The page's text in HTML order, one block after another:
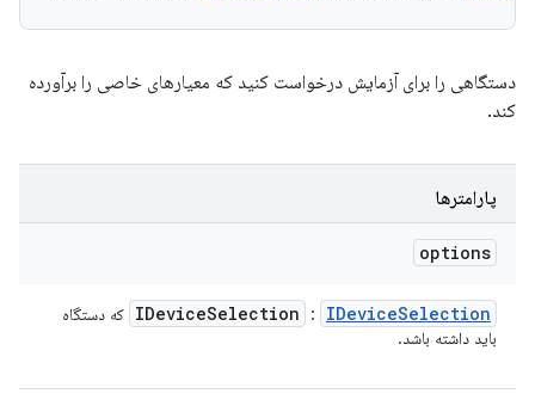
دستگاهی را برای آزمایش درخواست کنید که معیارهای خاصی را برآورده
کند.
پارامترها
options
IDeviceSelection : IDeviceSelection
که دستگاه
باید داشته باشد.